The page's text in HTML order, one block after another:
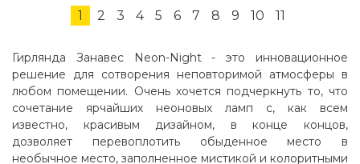
1 2 3 4 5 6 7 8 9 10 11
Гирлянда Занавес Neon-Night - это инновационное
решение для сотворения неповторимой атмосферы в
любом помещении. Очень хочется подчеркнуть то, что
сочетание ярчайших неоновых ламп с, как всем
известно, красивым дизайном, в конце концов,
дозволяет перевоплотить обыденное место в
необычное место, заполненное мистикой и колоритными